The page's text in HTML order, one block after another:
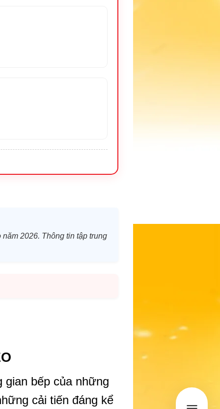
2026. Thông tin tập trung
gian bếp của những
cải tiến đáng kể